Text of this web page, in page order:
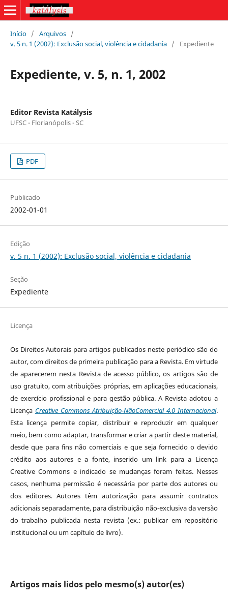
Início / Arquivos /
v. 5 n. 1 (2002): Exclusão social, violência e cidadania / Expediente
Expediente, v. 5, n. 1, 2002
Editor Revista Katálysis
UFSC - Florianópolis - SC
PDF
Publicado
2002-01-01
Edição
v. 5 n. 1 (2002): Exclusão social, violência e cidadania
Seção
Expediente
Licença
Os Direitos Autorais para artigos publicados neste periódico são do
autor, com direitos de primeira publicação para a Revista. Em virtude
de aparecerem nesta Revista de acesso público, os artigos são de
uso gratuito, com atribuições próprias, em aplicações educacionais,
de exercício profissional e para gestão pública. A Revista adotou a
Licença Creative Commons Atribuição-NãoComercial 4.0 Internacional.
Esta licença permite copiar, distribuir e reproduzir em qualquer
meio, bem como adaptar, transformar e criar a partir deste material,
desde que para fins não comerciais e que seja fornecido o devido
crédito aos autores e a fonte, inserido um link para a Licença
Creative Commons e indicado se mudanças foram feitas. Nesses
casos, nenhuma permissão é necessária por parte dos autores ou
dos editores.Autores têm autorização para assumir contratos
adicionais separadamente, para distribuição não-exclusiva da versão
do trabalho publicada nesta revista (ex.: publicar em repositório
institucional ou um capítulo de livro).
Artigos mais lidos pelo mesmo(s) autor(es)